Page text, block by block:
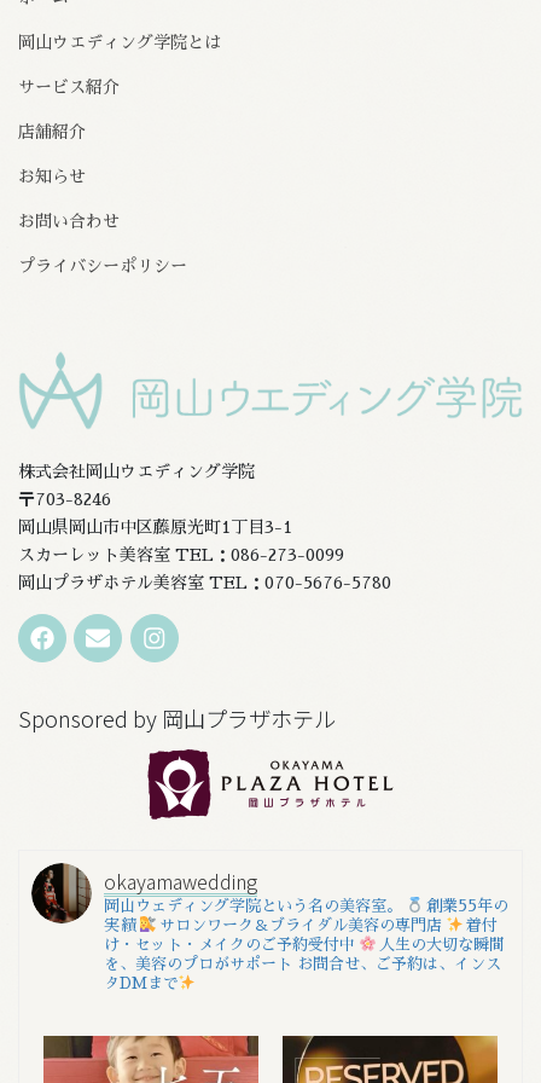
岡山ウエディング学院とは
サービス紹介
店舗紹介
お知らせ
お問い合わせ
プライバシーポリシー
株式会社岡山ウエディング学院
〒703-8246
岡山県岡山市中区藤原光町1丁目3-1
スカーレット美容室 TEL：086-273-0099
岡山プラザホテル美容室 TEL：070-5676-5780
Sponsored by 岡山プラザホテル
okayamawedding
岡山ウェディング学院という名の美容室。
創業55年の
実績
サロンワーク＆ブライダル美容の専門店
着付
け・セット・メイクのご予約受付中
人生の大切な瞬間
を、美容のプロがサポート
お問合せ、ご予約は、インス
タDMまで